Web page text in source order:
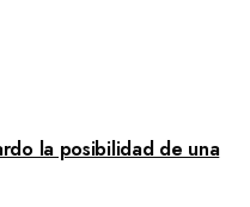
la posibilidad de una